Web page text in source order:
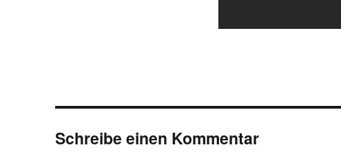
Schreibe einen Kommentar